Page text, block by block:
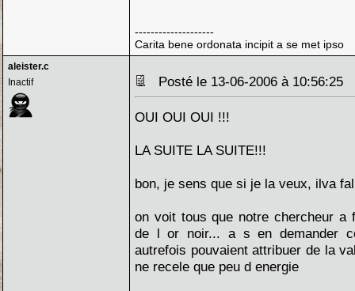
--------------------
Carita bene ordonata incipit a se met ipso
aleister.c
Inactif
Posté le 13-06-2006 à 10:56:25
OUI OUI OUI !!!
LA SUITE LA SUITE!!!
bon, je sens que si je la veux, ilva
on voit tous que notre chercheur a
de l or noir... a s en demander
autrefois pouvaient attribuer de la
ne recele que peu d energie